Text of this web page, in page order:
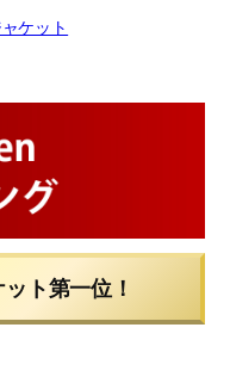
ケット
ト第一位！